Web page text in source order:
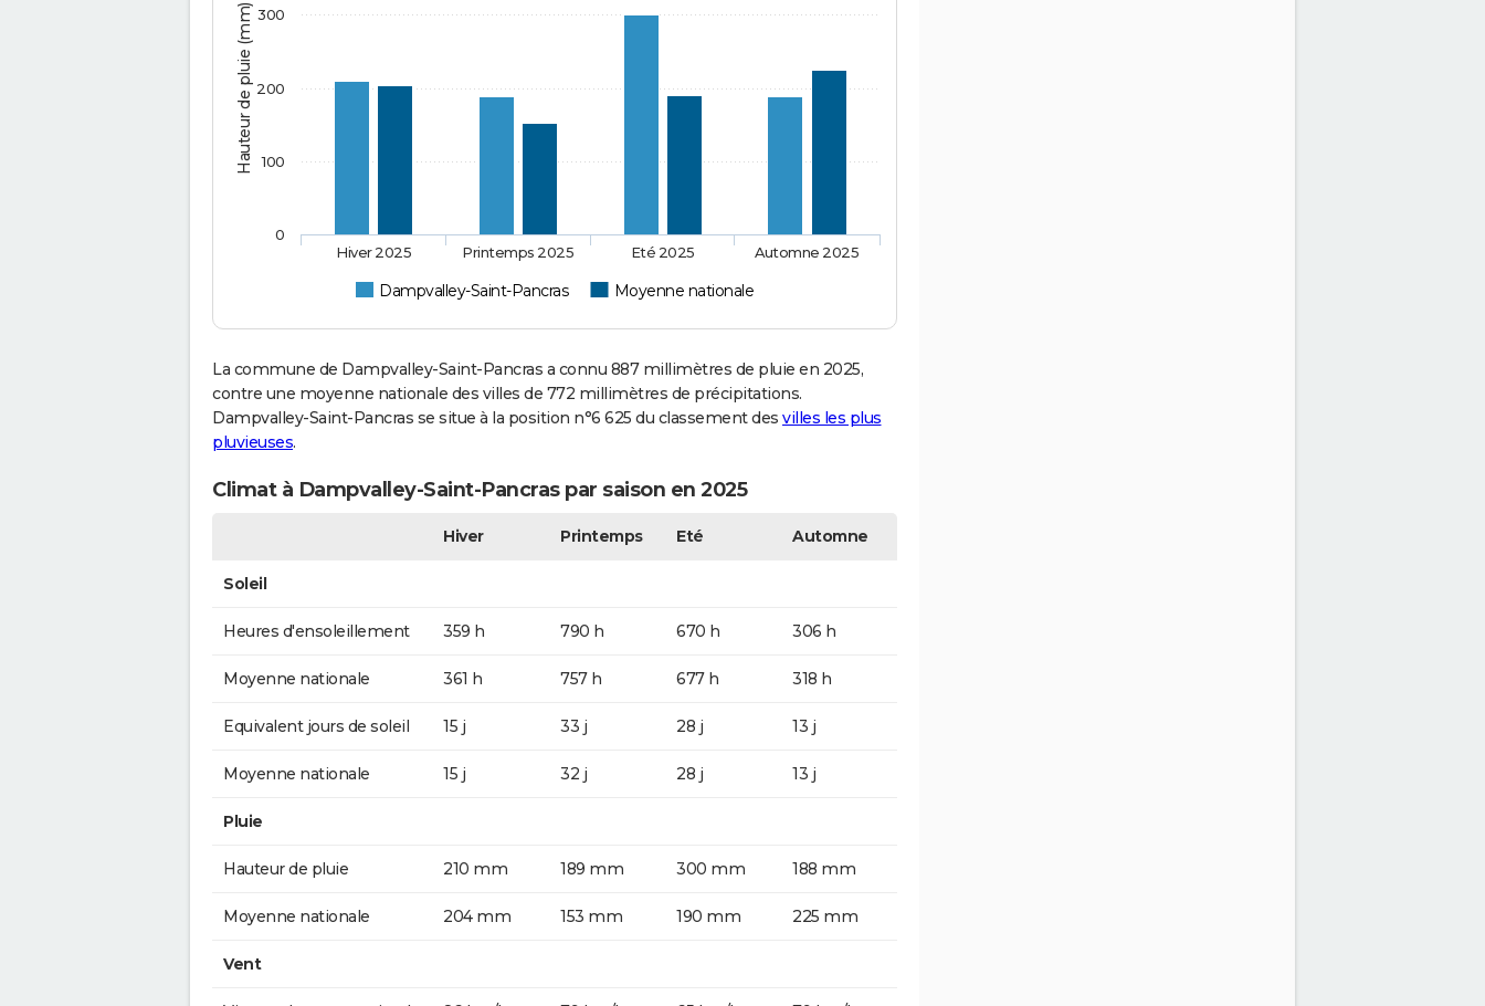
Hauteur de pluie (mm)
Dampvalley-Saint-Pancras Moyenne nationale
Hiver 2025 Printemps 2025 Eté 2025 Automne 2025
0
100
200
300
La commune de Dampvalley-Saint-Pancras a connu 887 millimètres de pluie en 2025,
contre une moyenne nationale des villes de 772 millimètres de précipitations.
Dampvalley-Saint-Pancras se situe à la position n°6 625 du classement des villes les plus
pluvieuses.
Climat à Dampvalley-Saint-Pancras par saison en 2025
Hiver Printemps Eté Automne
Soleil
Heures d'ensoleillement 359 h 790 h 670 h 306 h
Moyenne nationale 361 h 757 h 677 h 318 h
Equivalent jours de soleil 15 j 33 j 28 j 13 j
Moyenne nationale 15 j 32 j 28 j 13 j
Pluie
Hauteur de pluie 210 mm 189 mm 300 mm 188 mm
Moyenne nationale 204 mm 153 mm 190 mm 225 mm
Vent